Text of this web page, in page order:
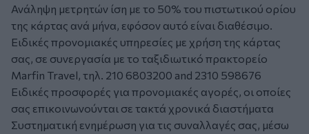
Ανάληψη μετρητών ίση με το 50% του πιστωτικού ορίου
της κάρτας ανά μήνα, εφόσον αυτό είναι διαθέσιμο.
Ειδικές προνομιακές υπηρεσίες με χρήση της κάρτας
σας, σε συνεργασία με το ταξιδιωτικό πρακτορείο
Marfin Travel, τηλ. 210 6803200 and 2310 598676
Ειδικές προσφορές για προνομιακές αγορές, οι οποίες
σας επικοινωνούνται σε τακτά χρονικά διαστήματα
Συστηματική ενημέρωση για τις συναλλαγές σας, μέσω